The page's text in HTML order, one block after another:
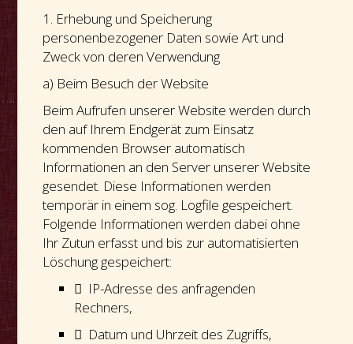
1. Erhebung und Speicherung
personenbezogener Daten sowie Art und
Zweck von deren Verwendung
a) Beim Besuch der Website
Beim Aufrufen unserer Website werden durch
den auf Ihrem Endgerät zum Einsatz
kommenden Browser automatisch
Informationen an den Server unserer Website
gesendet. Diese Informationen werden
temporär in einem sog. Logfile gespeichert.
Folgende Informationen werden dabei ohne
Ihr Zutun erfasst und bis zur automatisierten
Löschung gespeichert:
 IP-Adresse des anfragenden
Rechners,
 Datum und Uhrzeit des Zugriffs,